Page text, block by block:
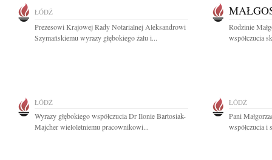
ŁÓDŹ
Prezesowi Krajowej Rady Notarialnej Aleksandrowi
Szymańskiemu wyrazy głębokiego żalu i...
Rodzinie
współczucia
ŁÓDŹ
Wyrazy głębokiego współczucia Dr Ilonie Bartosiak-
Majcher wieloletniemu pracownikowi...
ŁÓDŹ
Pani
współczucia i